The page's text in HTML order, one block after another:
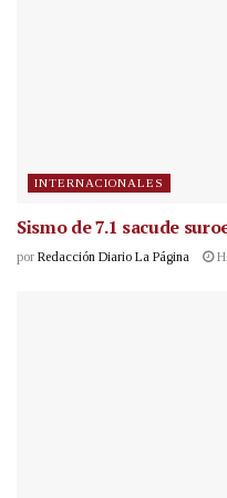
INTERNACIONALES
Sismo de 7.1 sacude
por Redacción Diario La Página